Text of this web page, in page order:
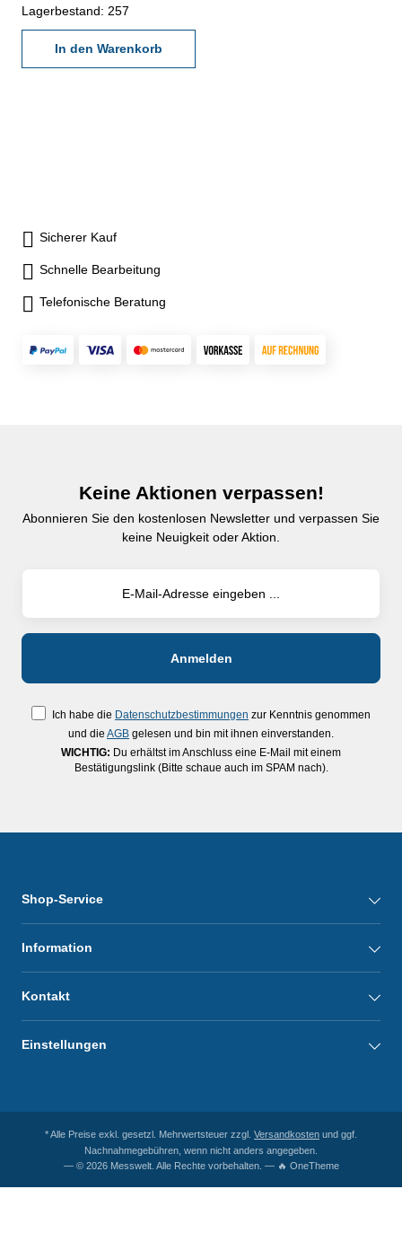
Lagerbestand: 257
In den Warenkorb
Sicherer Kauf
Schnelle Bearbeitung
Telefonische Beratung
Keine Aktionen verpassen!
Abonnieren Sie den kostenlosen Newsletter und verpassen Sie
keine Neuigkeit oder Aktion.
Ich habe die Datenschutzbestimmungen zur Kenntnis genommen
und die AGB gelesen und bin mit ihnen einverstanden.
WICHTIG: Du erhältst im Anschluss eine E-Mail mit einem
Bestätigungslink (Bitte schaue auch im SPAM nach).
Shop-Service
Information
Kontakt
Einstellungen
* Alle Preise exkl. gesetzl. Mehrwertsteuer zzgl. Versandkosten und ggf.
Nachnahmegebühren, wenn nicht anders angegeben.
— © 2026 Messwelt. Alle Rechte vorbehalten. — 🔥 OneTheme